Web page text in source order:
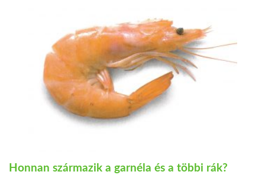
Honnan származik a garnéla és a többi rák?